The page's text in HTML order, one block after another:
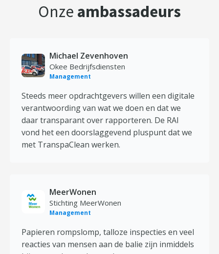
Onze ambassadeurs
Michael Zevenhoven
Okee Bedrijfsdiensten
Management
Steeds meer opdrachtgevers willen een digitale
verantwoording van wat we doen en dat we
daar transparant over rapporteren. De RAI
vond het een doorslaggevend pluspunt dat we
met TranspaClean werken.
MeerWonen
Stichting MeerWonen
Management
Papieren rompslomp, talloze inspecties en veel
reacties van mensen aan de balie zijn inmiddels